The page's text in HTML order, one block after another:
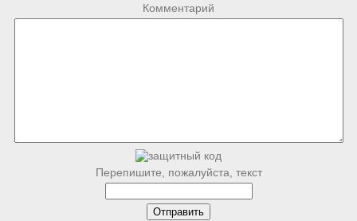
Комментарий
Перепишите, пожалуйста, текст